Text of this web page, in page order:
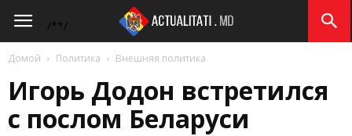
/**/
Actualitati.md
Домой Политика Внешняя политика
Игорь Додон встретился
с послом Беларуси